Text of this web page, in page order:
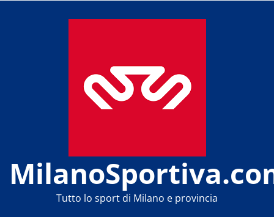
Tutto lo sport di Milano e provincia